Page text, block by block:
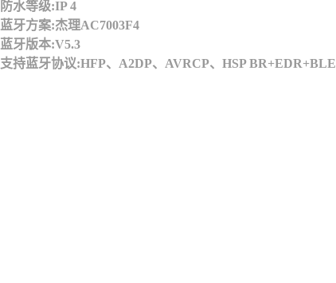
防水等级:IP 4
蓝牙方案:杰理AC7003F4
蓝牙版本:V5.3
支持蓝牙协议:HFP、A2DP、AVRCP、HSP BR+EDR+BLE